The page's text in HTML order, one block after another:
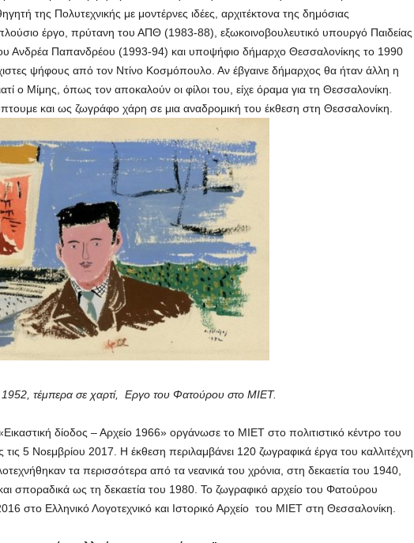
της Πολυτεχνικής με μοντέρνες ιδέες, αρχιτέκτονα της δημόσιας
πλούσιο έργο, πρύτανη του ΑΠΘ (1983-88), εξωκοινοβουλευτικό υπουργό Παιδείας
Ανδρέα Παπανδρέου (1993-94) και υποψήφιο δήμαρχο Θεσσαλονίκης το 1990
ψήφους από τον Ντίνο Κοσμόπουλο. Αν έβγαινε δήμαρχος θα ήταν άλλη η
ο Μίμης, όπως τον αποκαλούν οι φίλοι του, είχε όραμα για τη Θεσσαλονίκη.
και ως ζωγράφο χάρη σε μια αναδρομική του έκθεση στη Θεσσαλονίκη.
1952, τέμπερα σε χαρτί, Εργο του Φατούρου στο ΜΙΕΤ.
δίοδος – Αρχείο 1966» οργάνωσε το ΜΙΕΤ στο πολιτιστικό κέντρο του
τις 5 Νοεμβρίου 2017. Η έκθεση περιλαμβάνει 120 ζωγραφικά έργα του καλλιτέχνη
τα περισσότερα από τα νεανικά του χρόνια, στη δεκαετία του 1940,
σποραδικά ως τη δεκαετία του 1980. Το ζωγραφικό αρχείο του Φατούρου
στο Ελληνικό Λογοτεχνικό και Ιστορικό Αρχείο του ΜΙΕΤ στη Θεσσαλονίκη.